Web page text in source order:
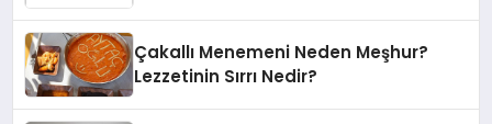
Çakallı Menemeni Neden Meşhur?
Lezzetinin Sırrı Nedir?